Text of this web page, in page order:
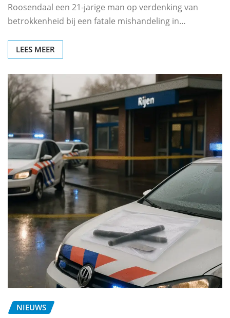
Roosendaal een 21‑jarige man op verdenking van
betrokkenheid bij een fatale mishandeling in…
LEES MEER
NIEUWS